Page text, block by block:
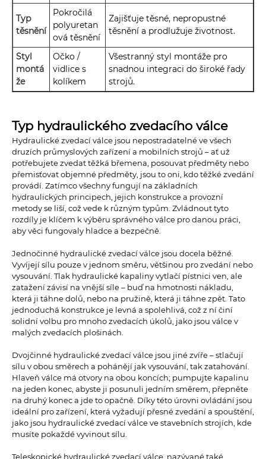
Typ
těsnění
Pokročilá
polyuretan
ová těsnění
Zajišťuje těsné, nepropustné
těsnění a prodlužuje životnost.
Styl
montá
že
Očko /
vidlice s
kolíkem
Všestranný styl montáže pro
snadnou integraci do široké řady
strojů.
Typ hydraulického zvedacího válce
Hydraulické zvedací válce jsou nepostradatelné ve všech
druzích průmyslových zařízení a mobilních strojů – ať už
potřebujete zvedat těžká břemena, posouvat předměty nebo
přemisťovat objemné předměty, jsou to oni, kdo těžké zvedání
provádí. Zatímco všechny fungují na základních
hydraulických principech, jejich konstrukce a provozní
metody se liší, což vede k různým typům. Zvládnout tyto
rozdíly je klíčem k výběru správného válce pro danou práci,
aby věci fungovaly hladce a bezpečně.
Jednočinné hydraulické zvedací válce jsou docela běžné.
Vyvíjejí sílu pouze v jednom směru, většinou pro zvedání nebo
vysouvání. Tlak hydraulické kapaliny vytlačí pístnici ven, ale
zatažení závisí na vnější síle – buď na hmotnosti nákladu,
která ji táhne dolů, nebo na pružině, která ji táhne zpět. Tato
jednoduchá konstrukce je levná a spolehlivá, což z ní činí
solidní volbu pro mnoho zvedacích úkolů, jako jsou válce v
malých zvedacích plošinách.
Dvojčinné hydraulické zvedací válce jsou jiné zvíře – stlačují
sílu v obou směrech a pohánějí jak vysouvání, tak zatahování.
Hlaveň válce má otvory na obou koncích; pumpujte kapalinu
na jeden konec, abyste ji posunuli jedním směrem, přepněte
na druhý konec a jde to opačně. Díky této úrovni ovládání jsou
ideální pro zařízení, která vyžadují přesné zvedání a spouštění,
jako jsou hydraulické zvedací válce ve stavebních strojích, kde
musíte pokaždé vyvinout sílu.
Teleskopické hydraulické zvedací válce, nazývané také